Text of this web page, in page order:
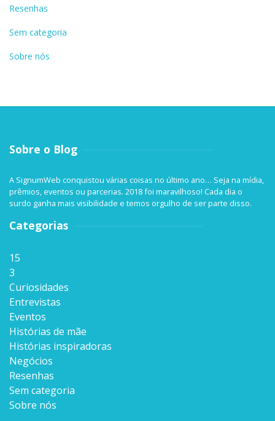
Resenhas
Sem categoria
Sobre nós
Sobre o Blog
A SignumWeb conquistou várias coisas no último ano… Seja na mídia,
prêmios, eventos ou parcerias. 2018 foi maravilhoso! Cada dia o
surdo ganha mais visibilidade e temos orgulho de ser parte disso.
Categorias
15
3
Curiosidades
Entrevistas
Eventos
Histórias de mãe
Histórias inspiradoras
Negócios
Resenhas
Sem categoria
Sobre nós